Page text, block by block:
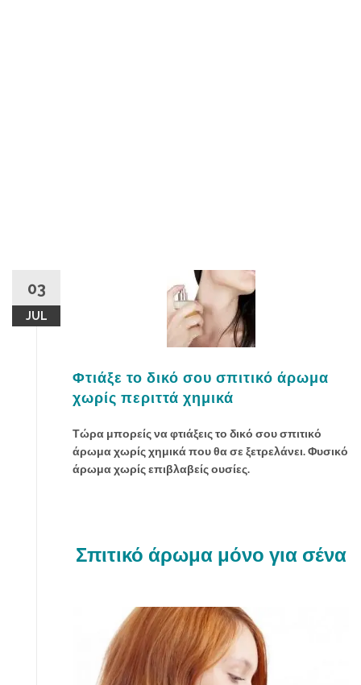
03
JUL
Φτιάξε το δικό σου σπιτικό άρωμα
χωρίς περιττά χημικά
Τώρα μπορείς να φτιάξεις το δικό σου σπιτικό
άρωμα χωρίς χημικά που θα σε ξετρελάνει. Φυσικό
άρωμα χωρίς επιβλαβείς ουσίες.
Σπιτικό άρωμα μόνο για σένα